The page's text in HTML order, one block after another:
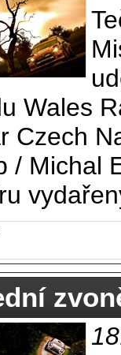
Wales
Czech
/ Michal